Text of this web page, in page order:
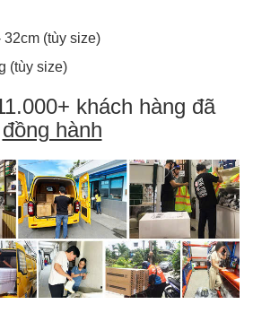
(tùy size)
(tùy size)
khách hàng đã
đồng hành